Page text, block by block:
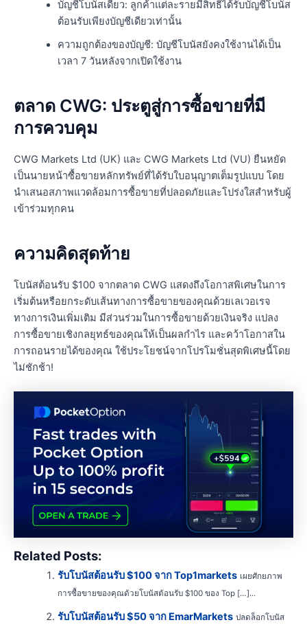
บัญชีโบนัสเดี่ยว: ลูกค้าแต่ละรายมีสิทธิ์ได้รับบัญชีโบนัส
ต้อนรับเพียงบัญชีเดียวเท่านั้น
ความถูกต้องของบัญชี: บัญชีโบนัสยังคงใช้งานได้เป็น
เวลา 7 วันหลังจากเปิดใช้งาน
ตลาด CWG: ประตูสู่การซื้อขายที่มี
การควบคุม
CWG Markets Ltd (UK) และ CWG Markets Ltd (VU) ยืนหยัด
เป็นนายหน้าซื้อขายหลักทรัพย์ที่ได้รับใบอนุญาตเต็มรูปแบบ โดย
นำเสนอสภาพแวดล้อมการซื้อขายที่ปลอดภัยและโปร่งใสสำหรับผู้
เข้าร่วมทุกคน
ความคิดสุดท้าย
โบนัสต้อนรับ $100 จากตลาด CWG แสดงถึงโอกาสพิเศษในการ
เริ่มต้นหรือยกระดับเส้นทางการซื้อขายของคุณด้วยเลเวอเรจ
ทางการเงินเพิ่มเติม มีส่วนร่วมในการซื้อขายด้วยเงินจริง แปลง
การซื้อขายเชิงกลยุทธ์ของคุณให้เป็นผลกำไร และคว้าโอกาสใน
การถอนรายได้ของคุณ ใช้ประโยชน์จากโปรโมชั่นสุดพิเศษนี้โดย
ไม่ชักช้า!
Related Posts:
รับโบนัสต้อนรับ $100 จาก Top1markets เผยศักยภาพ
การซื้อขายของคุณด้วยโบนัสต้อนรับ $100 ของ Top […]...
รับโบนัสต้อนรับ $50 จาก EmarMarkets ปลดล็อกโบนัส